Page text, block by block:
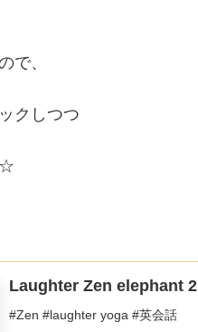
で、
クしつつ
☆
Laughter Zen elephant 2
#Zen #laughter yoga #英会話